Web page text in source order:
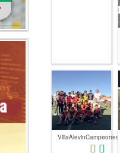
VillaAlevinCampeones3